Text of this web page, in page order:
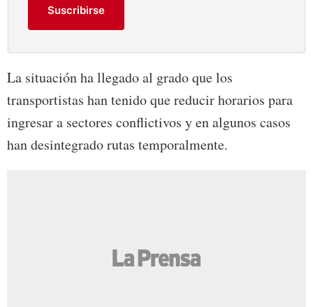
Suscribirse
La situación ha llegado al grado que los
transportistas han tenido que reducir horarios para
ingresar a sectores conflictivos y en algunos casos
han desintegrado rutas temporalmente.